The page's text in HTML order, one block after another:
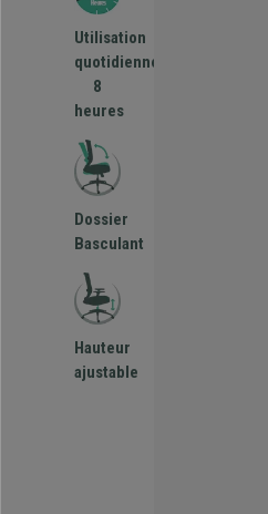
Utilisation
quotidienne
8
heures
Dossier
Basculant
Hauteur
ajustable